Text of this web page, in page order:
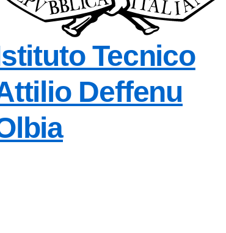
Tecnico
Deffenu